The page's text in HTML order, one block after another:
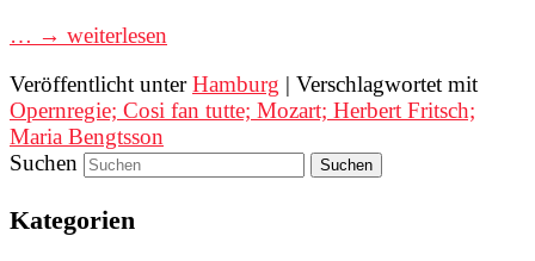
… → weiterlesen
Veröffentlicht unter Hamburg | Verschlagwortet mit
Opernregie; Cosi fan tutte; Mozart; Herbert Fritsch;
Maria Bengtsson
Suchen
Kategorien